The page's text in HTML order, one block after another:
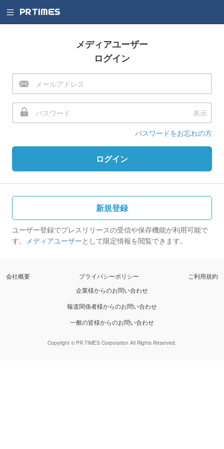
メディアユーザー
ログイン
表示
パスワードをお忘れの方
ログイン
新規登録
ユーザー登録でプレスリリースの受信や保存機能が利用可能で
す。 メディアユーザーとして限定情報を閲覧できます。
会社概要 プライバシーポリシー
ご利用規約
企業様からのお問い合わせ
報道関係者様からのお問い合わせ
一般の皆様からのお問い合わせ
Copyright © PR TIMES Corporation All Rights Reserved.